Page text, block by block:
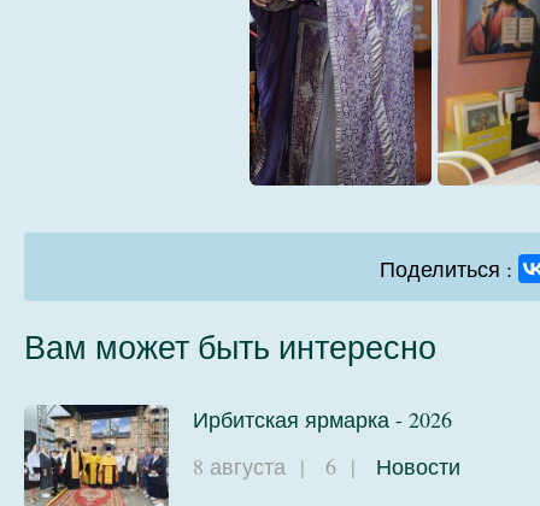
Поделиться :
Вам может быть интересно
Ирбитская ярмарка - 2026
8 августа | 6 | Новости